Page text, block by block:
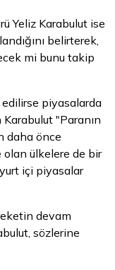
Yeliz Karabulut ise
belirterek,
mi bunu takip
piyasalarda
"Paranın
daha önce
olan ülkelere de bir
içi piyasalar
devam
sözlerine